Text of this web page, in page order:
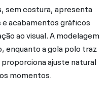
sem costura, apresenta
acabamentos gráficos
ao visual. A modelagem
enquanto a gola polo traz
ajuste natural
momentos.